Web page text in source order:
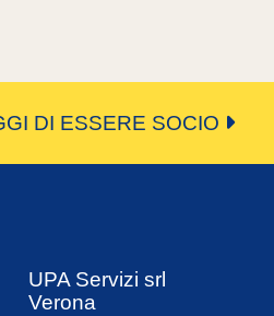
DI ESSERE SOCIO
UPA Servizi srl
Verona